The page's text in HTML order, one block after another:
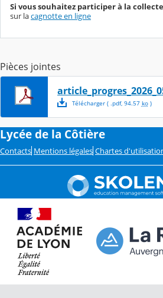
Si vous souhaitez participer à la
sur lacagnotte en ligne
Pièces jointes
Télécharger( .pdf, 94.57 ko)
Lycée de la Côtière
Contacts Mentions légales Chartes